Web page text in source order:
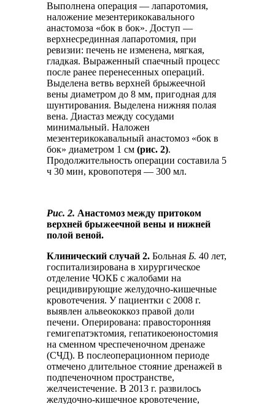
Выполнена операция — лапаротомия,
наложение мезентерикокавального
анастомоза «бок в бок». Доступ —
верхнесрединная лапаротомия, при
ревизии: печень не изменена, мягкая,
гладкая. Выраженный спаечный процесс
после ранее перенесенных операций.
Выделена ветвь верхней брыжеечной
вены диаметром до 8 мм, пригодная для
шунтирования. Выделена нижняя полая
вена. Диастаз между сосудами
минимальный. Наложен
мезентерикокавальный анастомоз «бок в
бок» диаметром 1 см(рис. 2).
Продолжительность операции составила 5
ч 30 мин, кровопотеря — 300 мл.
Рис. 2. Анастомоз между притоком
верхней брыжеечной вены и нижней
полой веной.
Клинический случай 2. БольнаяБ. 40 лет,
госпитализирована в хирургическое
отделение ЧОКБ с жалобами на
рецидивирующие желудочно-кишечные
кровотечения. У пациентки с 2008 г.
выявлен альвеококкоз правой доли
печени. Оперирована: правосторонняя
гемигепатэктомия, гепатикоеюностомия
на сменном чреспеченочном дренаже
(СЧД). В послеоперационном периоде
отмечено длительное стояние дренажей в
подпеченочном пространстве,
желчеистечение. В 2013 г. развилось
желудочно-кишечное кровотечение,